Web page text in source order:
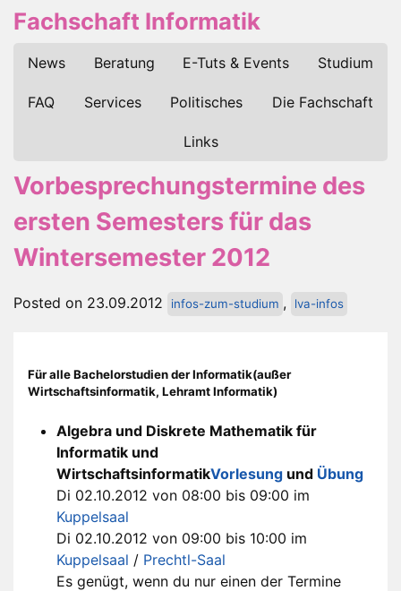
Fachschaft Informatik
News Beratung E-Tuts & Events Studium
FAQ Services Politisches Die Fachschaft
Links
Vorbesprechungstermine des
ersten Semesters für das
Wintersemester 2012
Posted on 23.09.2012 infos-zum-studium , lva-infos
Für alle Bachelorstudien der Informatik(außer
Wirtschaftsinformatik, Lehramt Informatik)
Algebra und Diskrete Mathematik für
Informatik und
WirtschaftsinformatikVorlesung und Übung
Di 02.10.2012 von 08:00 bis 09:00 im
Kuppelsaal
Di 02.10.2012 von 09:00 bis 10:00 im
Kuppelsaal / Prechtl-Saal
Es genügt, wenn du nur einen der Termine